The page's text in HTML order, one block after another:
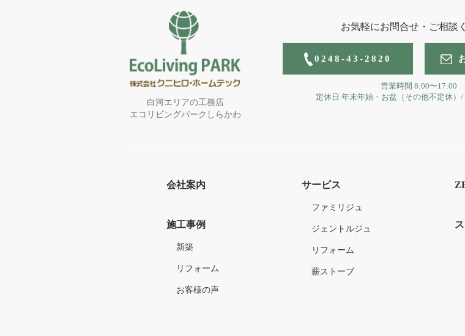
白河エリアの工務店
エコリビングパークしらかわ
お気軽にお問合せ・ご相談
0248-43-2820
営業時間 8:00〜17:00
定休日 年末年始・お盆（その他不定休） /
会社案内
施工事例
新築
リフォーム
お客様の声
サービス
ファミリジュ
ジェントルジュ
リフォーム
薪ストーブ